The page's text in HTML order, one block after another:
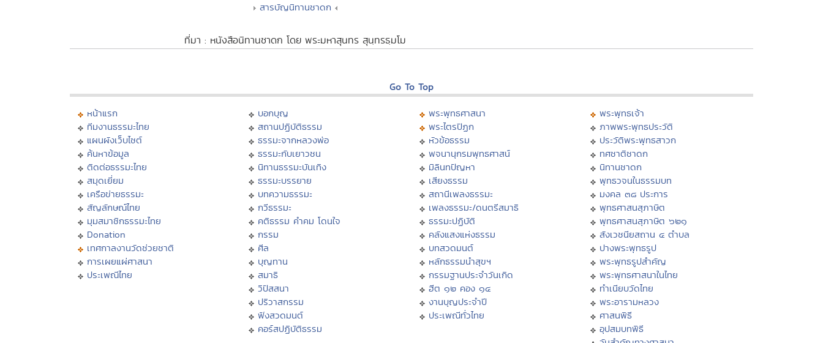
สารบัญนิทานชาดก
ที่มา : หนังสือนิทานชาดก โดย พระมหาสุนทร สุนฺทรธฺมโม
Go To Top
หน้าแรก
ทีมงานธรรมะไทย
แผนผังเว็บไซต์
ค้นหาข้อมูล
ติดต่อธรรมะไทย
สมุดเยี่ยม
เครือข่ายธรรมะ
สัญลักษณ์ไทย
มุมสมาชิกธรรมะไทย
Donation
เทศกาลงานวัดช่วยชาติ
การเผยแผ่ศาสนา
ประเพณีไทย
บอกบุญ
สถานปฏิบัติธรรม
ธรรมะจากหลวงพ่อ
ธรรมะกับเยาวชน
นิทานธรรมะบันเทิง
ธรรมะบรรยาย
บทความธรรมะ
กวีธรรมะ
คติธรรม คำคม โดนใจ
กรรม
ศีล
บุญทาน
สมาธิ
วิปัสสนา
ปริวาสกรรม
ฟังสวดมนต์
คอร์สปฏิบัติธรรม
พระพุทธศาสนา
พระไตรปิฏก
หัวข้อธรรม
พจนานุกรมพุทธศาสน์
มิลินทปัญหา
เสียงธรรม
สถานีเพลงธรรมะ
เพลงธรรมะ/ดนตรีสมาธิ
ธรรมะปฏิบัติ
คลังแสงแห่งธรรม
บทสวดมนต์
หลักธรรมนำสุขฯ
กรรมฐานประจำวันเกิด
ฮีต ๑๒ คอง ๑๔
งานบุญประจำปี
ประเพณีทั่วไทย
พระพุทธเจ้า
ภาพพระพุทธประวัติ
ประวัติพระพุทธสาวก
ทศชาติชาดก
นิทานชาดก
พุทธวจนในธรรมบท
มงคล ๓๘ ประการ
พุทธศาสนสุภาษิต
พุทธศาสนสุภาษิต ๖๒๑
สังเวชนียสถาน ๔ ตำบล
ปางพระพุทธรูป
พระพุทธรูปสำคัญ
พระพุทธศาสนาในไทย
ทำเนียบวัดไทย
พระอารามหลวง
ศาสนพิธี
อุปสมบทพิธี